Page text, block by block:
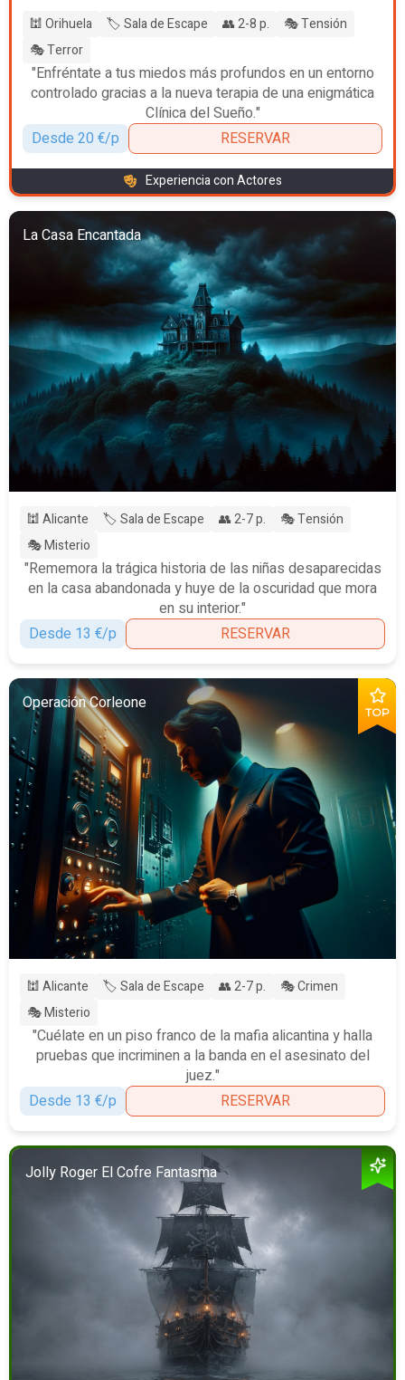
🕍 Orihuela 🏷️ Sala de Escape 👥 2-8 p.
🎭 Tensión
🎭 Terror
"Enfréntate a tus miedos más profundos en un entorno
controlado gracias a la nueva terapia de una enigmática
Clínica del Sueño."
Desde 20 €/p
RESERVAR
Experiencia con Actores
La Casa Encantada
🕍 Alicante 🏷️ Sala de Escape 👥 2-7 p.
🎭 Tensión
🎭 Misterio
"Rememora la trágica historia de las niñas desaparecidas
en la casa abandonada y huye de la oscuridad que mora
en su interior."
Desde 13 €/p
RESERVAR
TOP
Operación Corleone
🕍 Alicante 🏷️ Sala de Escape 👥 2-7 p.
🎭 Crimen
🎭 Misterio
"Cuélate en un piso franco de la mafia alicantina y halla
pruebas que incriminen a la banda en el asesinato del
juez."
Desde 13 €/p
RESERVAR
Jolly Roger El Cofre Fantasma